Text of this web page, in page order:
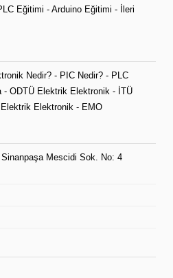
Eğitimi - Arduino Eğitimi -
İleri
Nedir? - PIC Nedir? - PLC
- ODTÜ Elektrik Elektronik - İTÜ
Elektronik - EMO
Mescidi Sok. No: 4